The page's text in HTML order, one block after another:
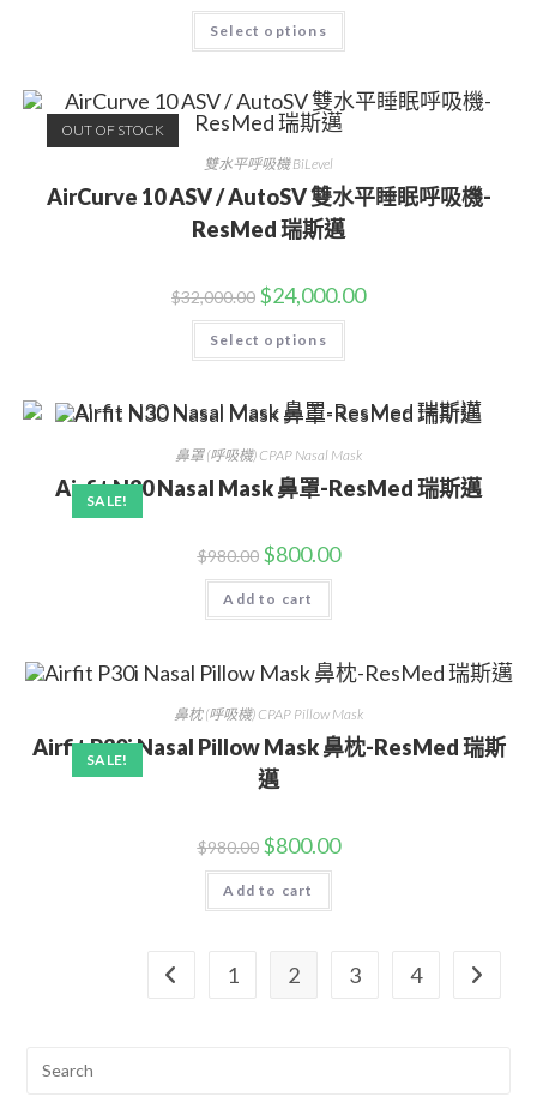
Select options
OUT OF STOCK
雙水平呼吸機 BiLevel
AirCurve 10 ASV / AutoSV 雙水平睡眠呼吸機-
ResMed 瑞斯邁
$32,000.00 $24,000.00
Select options
SALE!
鼻罩 (呼吸機) CPAP Nasal Mask
Airfit N30 Nasal Mask 鼻罩-ResMed 瑞斯邁
$980.00 $800.00
Add to cart
SALE!
鼻枕 (呼吸機) CPAP Pillow Mask
Airfit P30i Nasal Pillow Mask 鼻枕-ResMed 瑞斯
邁
$980.00 $800.00
Add to cart
1 2 3 4